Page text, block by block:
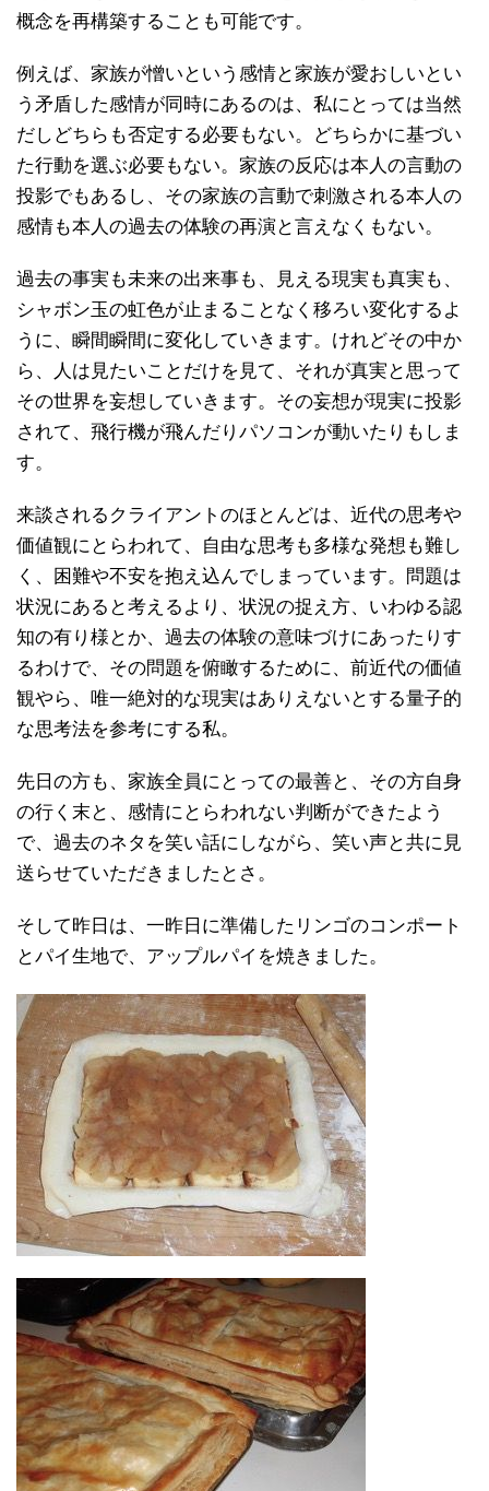
概念を再構築することも可能です。
例えば、家族が憎いという感情と家族が愛おしいとい
う矛盾した感情が同時にあるのは、私にとっては当然
だしどちらも否定する必要もない。どちらかに基づい
た行動を選ぶ必要もない。家族の反応は本人の言動の
投影でもあるし、その家族の言動で刺激される本人の
感情も本人の過去の体験の再演と言えなくもない。
過去の事実も未来の出来事も、見える現実も真実も、
シャボン玉の虹色が止まることなく移ろい変化するよ
うに、瞬間瞬間に変化していきます。けれどその中か
ら、人は見たいことだけを見て、それが真実と思って
その世界を妄想していきます。その妄想が現実に投影
されて、飛行機が飛んだりパソコンが動いたりもしま
す。
来談されるクライアントのほとんどは、近代の思考や
価値観にとらわれて、自由な思考も多様な発想も難し
く、困難や不安を抱え込んでしまっています。問題は
状況にあると考えるより、状況の捉え方、いわゆる認
知の有り様とか、過去の体験の意味づけにあったりす
るわけで、その問題を俯瞰するために、前近代の価値
観やら、唯一絶対的な現実はありえないとする量子的
な思考法を参考にする私。
先日の方も、家族全員にとっての最善と、その方自身
の行く末と、感情にとらわれない判断ができたよう
で、過去のネタを笑い話にしながら、笑い声と共に見
送らせていただきましたとさ。
そして昨日は、一昨日に準備したリンゴのコンポート
とパイ生地で、アップルパイを焼きました。